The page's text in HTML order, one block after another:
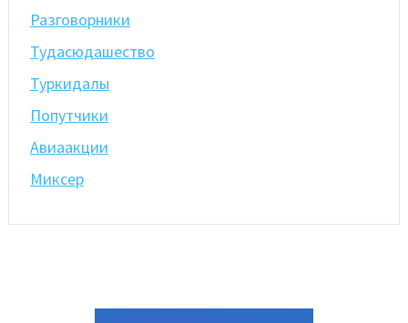
Разговорники
Тудасюдашество
Туркидалы
Попутчики
Авиаакции
Миксер